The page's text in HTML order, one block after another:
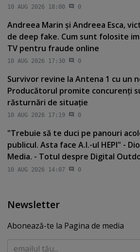
10 AUG 2026 18:00 0
Andreea Marin şi Andreea Esca,
de deep fake. Cum sunt folosite
TV pentru fraude online
10 AUG 2026 17:30 0
Survivor revine la Antena 1 cu un
Producătorul promite concurenţi
răsturnări de situaţie
10 AUG 2026 17:19 0
"Trebuie să te duci pe panouri
publicul. Asta face A.I.-ul HEPI" -
Media. - Totul despre Digital
10 AUG 2026 14:07 0
Newsletter
Abonează-te la Pagina de media